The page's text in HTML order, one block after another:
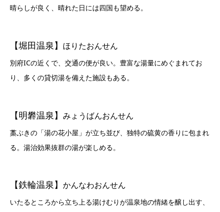
晴らしが良く、晴れた日には四国も望める。
【堀田温泉】 ほりたおんせん
別府ICの近くで、交通の便が良い。豊富な湯量にめぐまれてお
り、多くの貸切湯を備えた施設もある。
【明礬温泉】 みょうばんおんせん
藁ぶきの「湯の花小屋」が立ち並び、独特の硫黄の香りに包まれ
る。湯治効果抜群の湯が楽しめる。
【鉄輪温泉】 かんなわおんせん
いたるところから立ち上る湯けむりが温泉地の情緒を醸し出す、